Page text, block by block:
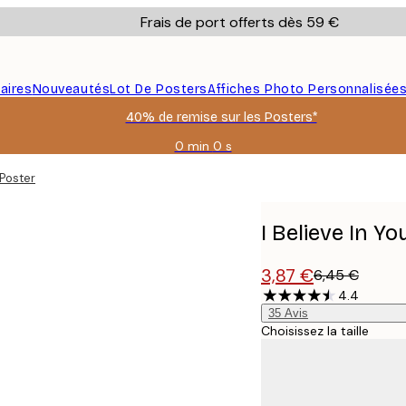
Frais de port offerts dès 59 €
NouveautésLot De PostersAffiches Photo
40% de remise sur les Posters*
0 min 0 s
Valable
I Believe In
3,87 €6,45 €
4.4
35 Avis
Choisissez la taille